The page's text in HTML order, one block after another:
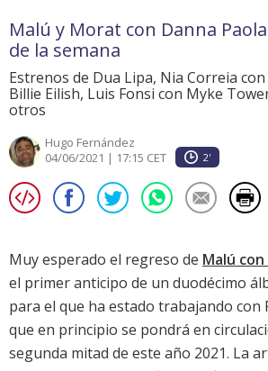
Malú y Morat con Danna
de la semana
Estrenos de Dua Lipa, Nia Correia
Billie Eilish, Luis Fonsi con Myke
otros
Hugo Fernández
04/06/2021 | 17:15 CET
2'
Muy esperado el regreso de Malú
el primer anticipo de un duodécimo
para el que ha estado trabajando con
que en principio se pondrá en
segunda mitad de este año 2021. La